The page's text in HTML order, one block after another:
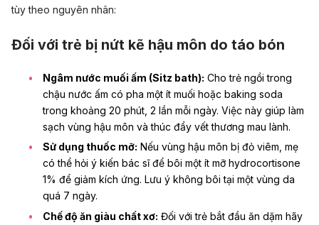
tùy theo nguyên nhân:
Đối với trẻ bị nứt kẽ hậu môn do táo bón
Ngâm nước muối ấm (Sitz bath): Cho trẻ ngồi trong
chậu nước ấm có pha một ít muối hoặc baking soda
trong khoảng 20 phút, 2 lần mỗi ngày. Việc này giúp làm
sạch vùng hậu môn và thúc đẩy vết thương mau lành.
Sử dụng thuốc mỡ: Nếu vùng hậu môn bị đỏ viêm, mẹ
có thể hỏi ý kiến bác sĩ để bôi một ít mỡ hydrocortisone
1% để giảm kích ứng. Lưu ý không bôi tại một vùng da
quá 7 ngày.
Chế độ ăn giàu chất xơ: Đối với trẻ bắt đầu ăn dặm hãy